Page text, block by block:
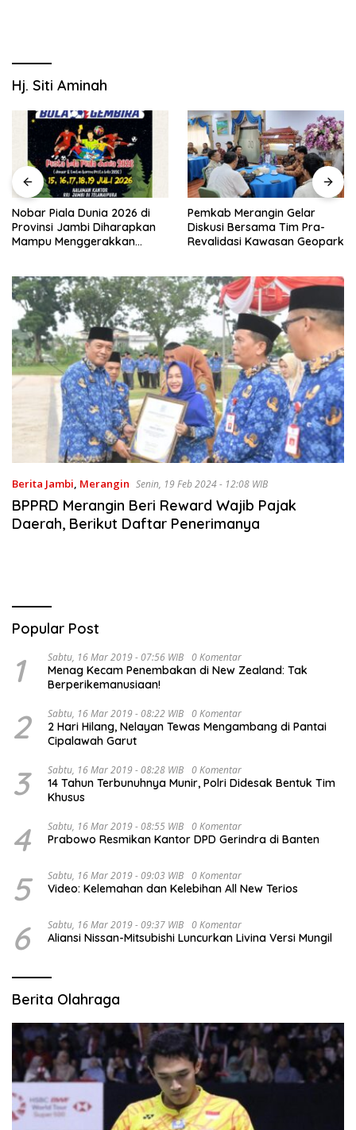
Hj. Siti Aminah
Nobar Piala Dunia 2026 di
Provinsi Jambi Diharapkan
Mampu Menggerakkan
Pemkab Merangin Gelar
Diskusi Bersama Tim Pra-
Revalidasi Kawasan Geopark
Berita Jambi, Merangin Senin, 19 Feb 2024 - 12:08 WIB
BPPRD Merangin Beri Reward Wajib Pajak
Daerah, Berikut Daftar Penerimanya
Popular Post
1 Sabtu, 16 Mar 2019 - 07:56 WIB 0 Komentar
Menag Kecam Penembakan di New Zealand: Tak
Berperikemanusiaan!
2 Sabtu, 16 Mar 2019 - 08:22 WIB 0 Komentar
2 Hari Hilang, Nelayan Tewas Mengambang di Pantai
Cipalawah Garut
3 Sabtu, 16 Mar 2019 - 08:28 WIB 0 Komentar
14 Tahun Terbunuhnya Munir, Polri Didesak Bentuk Tim
Khusus
4 Sabtu, 16 Mar 2019 - 08:55 WIB 0 Komentar
Prabowo Resmikan Kantor DPD Gerindra di Banten
5 Sabtu, 16 Mar 2019 - 09:03 WIB 0 Komentar
Video: Kelemahan dan Kelebihan All New Terios
6 Sabtu, 16 Mar 2019 - 09:37 WIB 0 Komentar
Aliansi Nissan-Mitsubishi Luncurkan Livina Versi Mungil
Berita Olahraga